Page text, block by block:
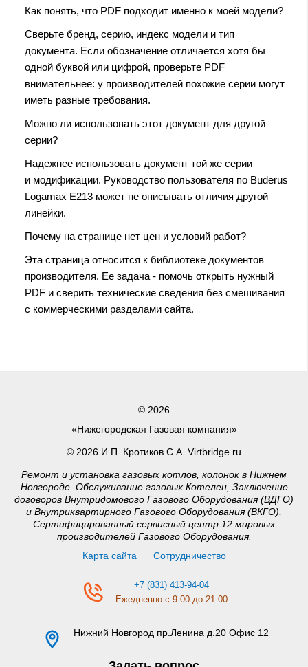
Как понять, что PDF подходит именно к моей модели?
Сверьте бренд, серию, индекс модели и тип
документа. Если обозначение отличается хотя бы
одной буквой или цифрой, проверьте PDF
внимательнее: у производителей похожие серии могут
иметь разные требования.
Можно ли использовать этот документ для другой
серии?
Надежнее использовать документ той же серии
и модификации. Руководство пользователя по Buderus
Logamax E213 может не описывать отличия другой
линейки.
Почему на странице нет цен и условий работ?
Эта страница относится к библиотеке документов
производителя. Ее задача - помочь открыть нужный
PDF и сверить технические сведения без смешивания
с коммерческими разделами сайта.
© 2026
«Нижегородская Газовая компания»
© 2026 И.П. Кротиков С.А. Virtbridge.ru
Ремонт и установка газовых котлов, колонок в Нижнем
Новгороде. Обслуживание газовых Котелен, Заключение
договоров Внутридомового Газового Оборудования (ВДГО)
и Внутриквартирного Газового Оборудования (ВКГО),
Сертифицированный сервисный центр 12 мировых
производителей Газового Оборудования.
Карта сайта
Сотрудничество
+7 (831) 413-94-04
Ежедневно с 9:00 до 21:00
Нижний Новгород пр.Ленина д.20 Офис 12